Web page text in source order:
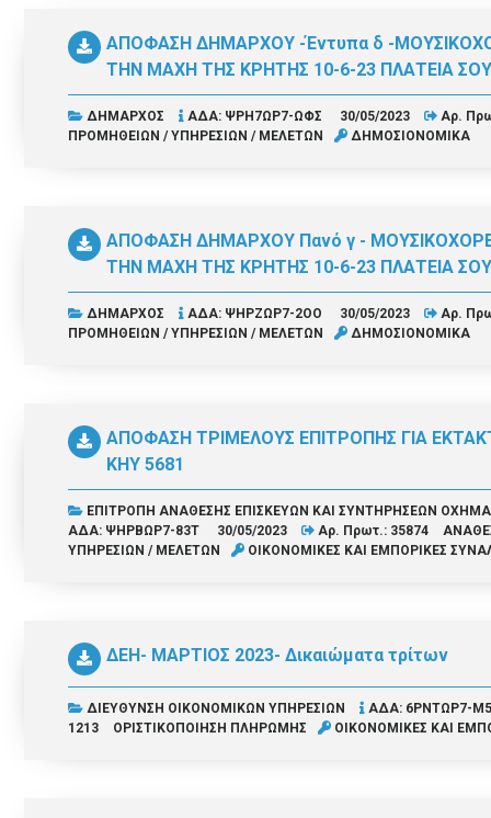
ΑΠΟΦΑΣΗ ΔΗΜΑΡΧΟΥ -Έντυπα δ -
ΤΗΝ ΜΑΧΗ ΤΗΣ ΚΡΗΤΗΣ 10-6-23 ΠΛΑΤΕΙΑ
ΔΗΜΑΡΧΟΣ ΑΔΑ: ΨΡΗ7ΩΡ7-ΩΦΣ 30/05/2023
Αρ.
ΠΡΟΜΗΘΕΙΩΝ / ΥΠΗΡΕΣΙΩΝ / ΜΕΛΕΤΩΝ
ΔΗΜΟΣΙΟΝΟΜΙΚΑ
ΑΠΟΦΑΣΗ ΔΗΜΑΡΧΟΥ Πανό γ -
ΤΗΝ ΜΑΧΗ ΤΗΣ ΚΡΗΤΗΣ 10-6-23 ΠΛΑΤΕΙΑ
ΔΗΜΑΡΧΟΣ ΑΔΑ: ΨΗΡΖΩΡ7-2ΟΟ 30/05/2023
Αρ.
ΠΡΟΜΗΘΕΙΩΝ / ΥΠΗΡΕΣΙΩΝ / ΜΕΛΕΤΩΝ
ΔΗΜΟΣΙΟΝΟΜΙΚΑ
ΑΠΟΦΑΣΗ ΤΡΙΜΕΛΟΥΣ ΕΠΙΤΡΟΠΗΣ ΓΙΑ
ΚΗΥ 5681
ΕΠΙΤΡΟΠΗ ΑΝΑΘΕΣΗΣ ΕΠΙΣΚΕΥΩΝ ΚΑΙ ΣΥΝΤΗΡΗΣΕΩΝ
ΑΔΑ: ΨΗΡΒΩΡ7-83Τ
30/05/2023 Αρ. Πρωτ.: 35874
ΥΠΗΡΕΣΙΩΝ / ΜΕΛΕΤΩΝ
ΟΙΚΟΝΟΜΙΚΕΣ ΚΑΙ ΕΜΠΟΡΙΚΕΣ
ΔΕΗ- ΜΑΡΤΙΟΣ 2023- Δικαιώματα τρίτων
ΔΙΕΥΘΥΝΣΗ ΟΙΚΟΝΟΜΙΚΩΝ ΥΠΗΡΕΣΙΩΝ
ΑΔΑ: 6ΡΝΤΩΡ7-
1213
ΟΡΙΣΤΙΚΟΠΟΙΗΣΗ ΠΛΗΡΩΜΗΣ ΟΙΚΟΝΟΜΙΚΕΣ ΚΑΙ